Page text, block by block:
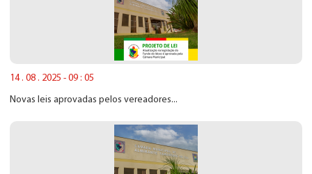
14 . 08 . 2025 - 09 : 05
Novas leis aprovadas pelos vereadores...